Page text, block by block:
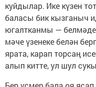
куйдылар. Ике күзен
баласы бик кызганыч
югалтканмы —
мәче үзенеке белән
ярата, карап торсаң
алып китте, ул шул